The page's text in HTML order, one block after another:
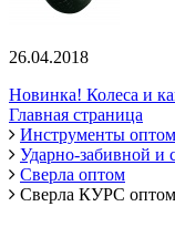
26.04.2018
Новинка! Колеса и
Главная страница
Инструменты оптом
Ударно-забивной и
Сверла оптом
Сверла КУРС оптом